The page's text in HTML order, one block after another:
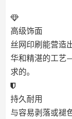
高级饰面
丝网印刷能营造
华和精湛的工
求的。
持久耐用
与容易剥落或褪